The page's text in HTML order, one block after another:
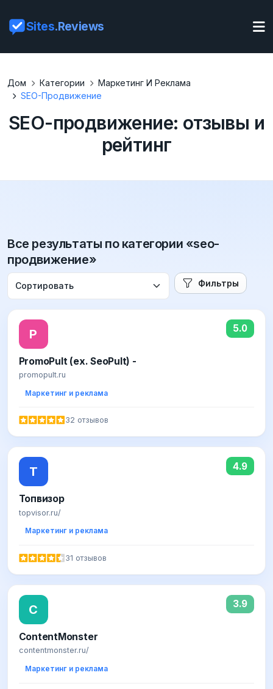
Sites.Reviews
Дом Категории
Маркетинг И Реклама
SEO-Продвижение
SEO-продвижение: отзывы и
рейтинг
Все результаты по категории «seo-
продвижение»
Фильтры
P 5.0
PromoPult (ex. SeoPult) -
promopult.ru
Маркетинг и реклама
32 отзывов
Т 4.9
Топвизор
topvisor.ru/
Маркетинг и реклама
31 отзывов
C 3.9
ContentMonster
contentmonster.ru/
Маркетинг и реклама